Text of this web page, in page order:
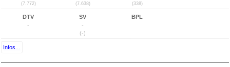
(7.772) (7.638) (338)
DTV
-
SV
-
(-)
BPL
Infos...